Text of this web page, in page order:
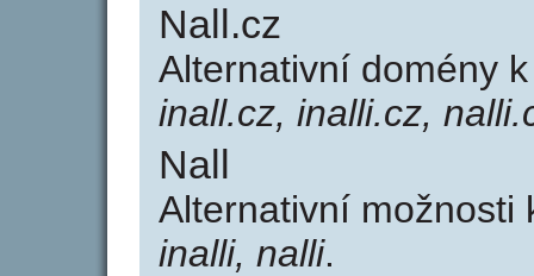
Nall.cz
Alternativní domény
inall.cz, inalli.cz,
Nall
Alternativní možnosti
inalli, nalli.